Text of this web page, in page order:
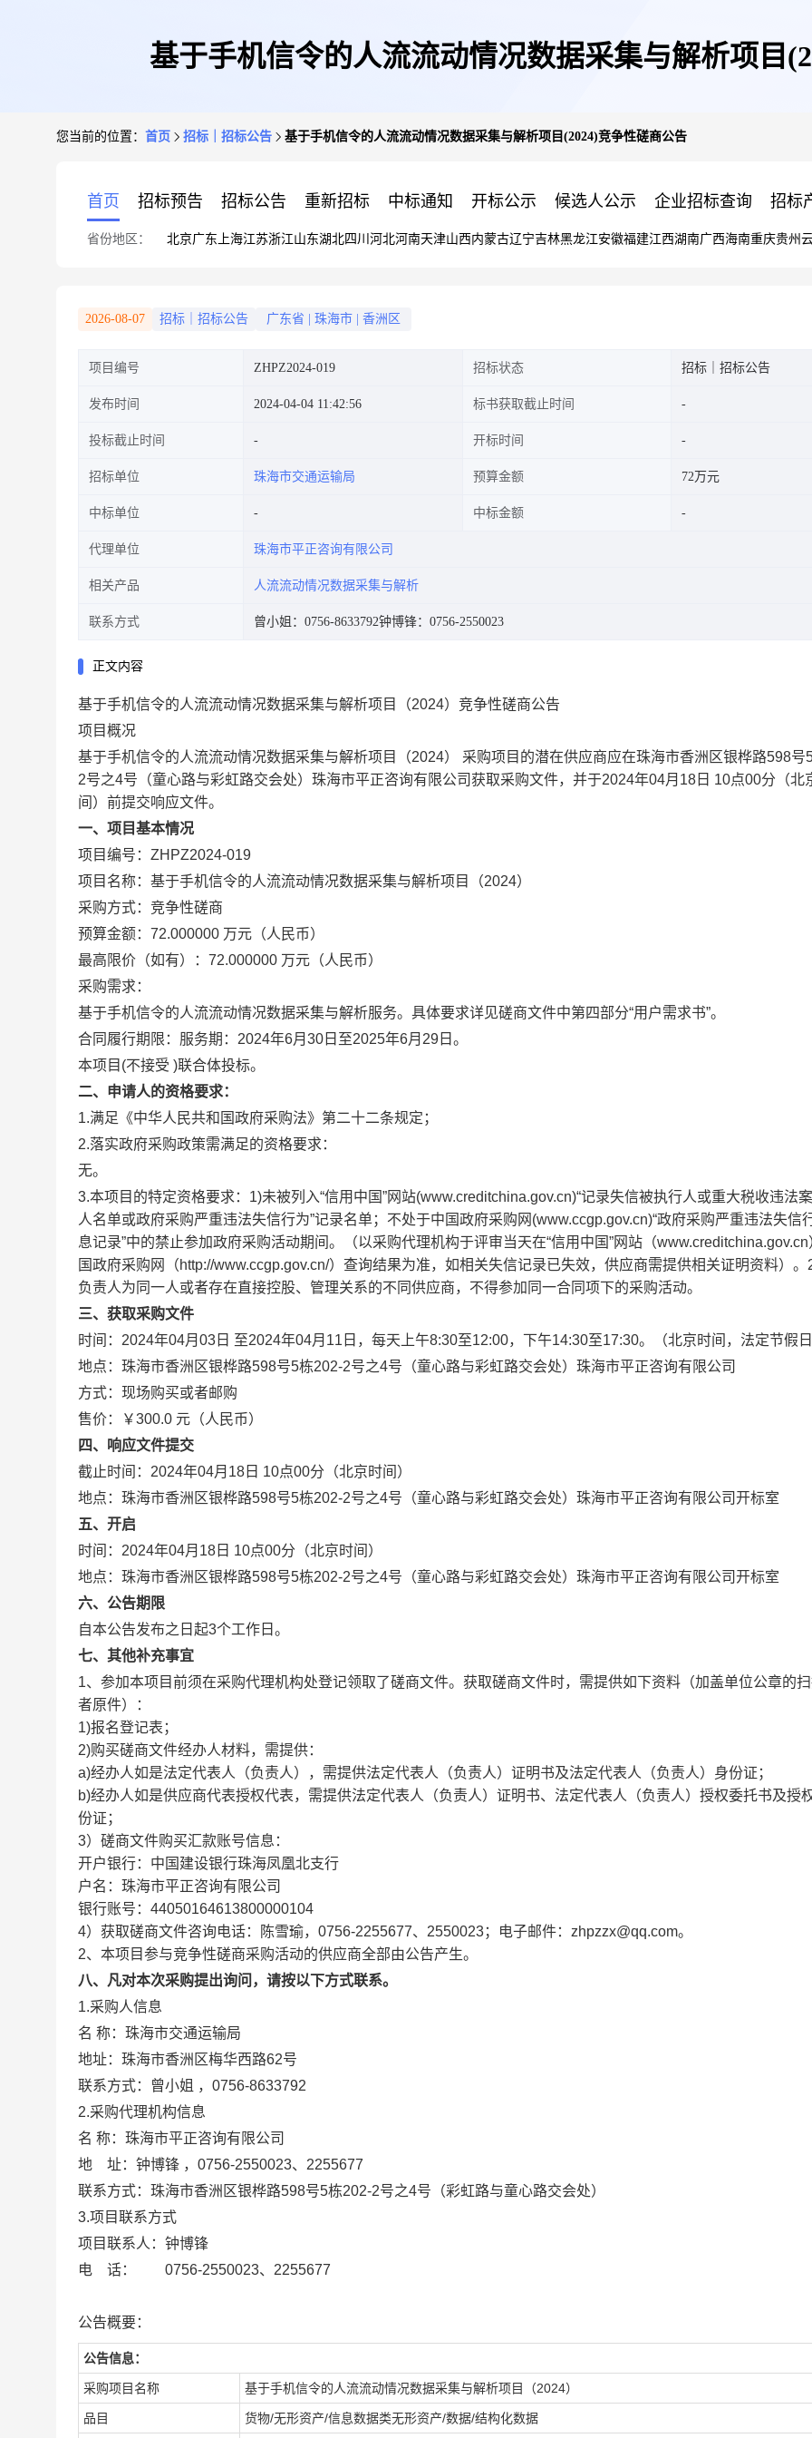
基于手机信令的人流流动情况数据采集与解析项目
您当前的位置： 首页 招标｜招标公告 基于手机信令的人流流动情况数据采集与解析项目(2024)竞争性磋商公告
首页 招标预告 招标公告 重新招标 中标通知 开标公示 候选人公示 企业招标查询 招标
省份地区： 北京广东 上海江苏浙江山东湖北四川 河北河南天津山西内蒙古辽宁吉林黑龙江安徽福建江西湖南广西海南重庆贵州
2026-08-07 招标｜招标公告 广东省 珠海市 香洲区
项目编号 ZHPZ2024-019 招标状态 招标｜招标公告
发布时间 2024-04-04 11:42:56 标书获取截止时间
投标截止时间 开标时间
招标单位 珠海市交通运输局 预算金额 72万元
中标单位 中标金额
代理单位 珠海市平正咨询有限公司
相关产品 人流流动情况数据采集与解析
联系方式 曾小姐：0756-8633792钟博锋：0756-2550023
正文内容
基于手机信令的人流流动情况数据采集与解析项目（2024）竞争性磋商公告
项目概况
基于手机信令的人流流动情况数据采集与解析项目（2024） 采购项目的潜在供应商应在珠海市香洲区银桦路598号
2号之4号（童心路与彩虹路交会处）珠海市平正咨询有限公司获取采购文件，并于2024年04月18日 10点00分（北
间）前提交响应文件。
一、项目基本情况
项目编号：ZHPZ2024-019
项目名称：基于手机信令的人流流动情况数据采集与解析项目（2024）
采购方式：竞争性磋商
预算金额：72.000000 万元（人民币）
最高限价（如有）：72.000000 万元（人民币）
采购需求：
基于手机信令的人流流动情况数据采集与解析服务。具体要求详见磋商文件中第四部分“用户需求书”。
合同履行期限：服务期：2024年6月30日至2025年6月29日。
本项目(不接受 )联合体投标。
二、申请人的资格要求：
1.满足《中华人民共和国政府采购法》第二十二条规定；
2.落实政府采购政策需满足的资格要求：
无。
3.本项目的特定资格要求：1)未被列入“信用中国”网站(www.creditchina.gov.cn)“记录失信被执行人或重大税收违法
人名单或政府采购严重违法失信行为”记录名单；不处于中国政府采购网(www.ccgp.gov.cn)“政府采购严重违法失信
息记录”中的禁止参加政府采购活动期间。（以采购代理机构于评审当天在“信用中国”网站（www.creditchina.gov.cn
国政府采购网（http://www.ccgp.gov.cn/）查询结果为准，如相关失信记录已失效，供应商需提供相关证明资料）。
负责人为同一人或者存在直接控股、管理关系的不同供应商，不得参加同一合同项下的采购活动。
三、获取采购文件
时间：2024年04月03日 至2024年04月11日，每天上午8:30至12:00，下午14:30至17:30。（北京时间，法定节假日
地点：珠海市香洲区银桦路598号5栋202-2号之4号（童心路与彩虹路交会处）珠海市平正咨询有限公司
方式：现场购买或者邮购
售价：￥300.0 元（人民币）
四、响应文件提交
截止时间：2024年04月18日 10点00分（北京时间）
地点：珠海市香洲区银桦路598号5栋202-2号之4号（童心路与彩虹路交会处）珠海市平正咨询有限公司开标室
五、开启
时间：2024年04月18日 10点00分（北京时间）
地点：珠海市香洲区银桦路598号5栋202-2号之4号（童心路与彩虹路交会处）珠海市平正咨询有限公司开标室
六、公告期限
自本公告发布之日起3个工作日。
七、其他补充事宜
1、参加本项目前须在采购代理机构处登记领取了磋商文件。获取磋商文件时，需提供如下资料（加盖单位公章的
者原件）：
1)报名登记表；
2)购买磋商文件经办人材料，需提供：
a)经办人如是法定代表人（负责人），需提供法定代表人（负责人）证明书及法定代表人（负责人）身份证；
b)经办人如是供应商代表授权代表，需提供法定代表人（负责人）证明书、法定代表人（负责人）授权委托书及授
份证；
3）磋商文件购买汇款账号信息：
开户银行：中国建设银行珠海凤凰北支行
户名：珠海市平正咨询有限公司
银行账号：44050164613800000104
4）获取磋商文件咨询电话：陈雪瑜，0756-2255677、2550023；电子邮件：zhpzzx@qq.com。
2、本项目参与竞争性磋商采购活动的供应商全部由公告产生。
八、凡对本次采购提出询问，请按以下方式联系。
1.采购人信息
名 称：珠海市交通运输局
地址：珠海市香洲区梅华西路62号
联系方式：曾小姐 ，0756-8633792
2.采购代理机构信息
名 称：珠海市平正咨询有限公司
地 址：钟博锋 ，0756-2550023、2255677
联系方式：珠海市香洲区银桦路598号5栋202-2号之4号（彩虹路与童心路交会处）
3.项目联系方式
项目联系人：钟博锋
电 话： 0756-2550023、2255677
公告概要：
公告信息：
采购项目名称 基于手机信令的人流流动情况数据采集与解析项目（2024）
品目 货物/无形资产/信息数据类无形资产/数据/结构化数据